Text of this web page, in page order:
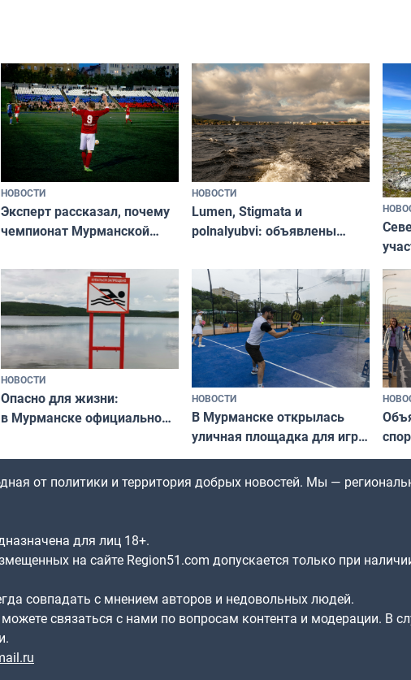
НОВОСТИ
Эксперт рассказал, почему
чемпионат Мурманской
незамеченным
НОВОСТИ
Lumen, Stigmata и
polnalyubvi: объявлены
«Имандра» в 2026 года
по
НОВОСТИ
Опасно для жизни:
в Мурманске официально
в городских водоёмах
НОВОСТИ
В Мурманске открылась
уличная площадка для игры
в падел
от политики и территория добрых новостей. Мы —
для лиц 18+.
на сайте Region51.com допускается только при
совпадать с мнением авторов и недовольных людей.
связаться с нами по вопросам контента и модерации. В